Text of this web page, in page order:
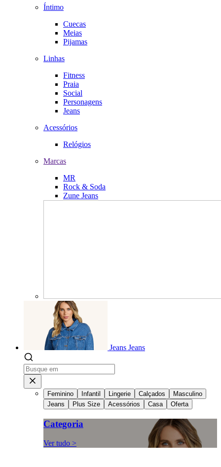
Íntimo
Cuecas
Meias
Pijamas
Linhas
Fitness
Praia
Social
Personagens
Jeans
Acessórios
Relógios
Marcas
MR
Rock & Soda
Zune Jeans
Jeans Jeans
Feminino Infantil Lingerie Calçados
Masculino
Jeans
Plus Size Acessórios Casa Oferta
Categoria
Ver tudo >